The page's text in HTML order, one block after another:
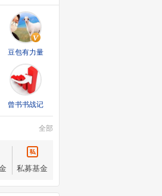
豆包有力量
曾书书战记
全部
私募基金